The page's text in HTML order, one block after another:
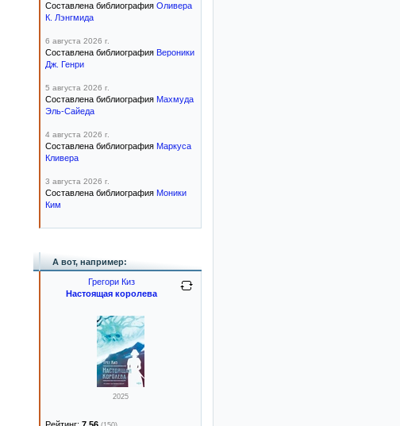
Составлена библиография Оливера
К. Лэнгмида
6 августа 2026 г.
Составлена библиография Вероники
Дж. Генри
5 августа 2026 г.
Составлена библиография Махмуда
Эль-Сайеда
4 августа 2026 г.
Составлена библиография Маркуса
Кливера
3 августа 2026 г.
Составлена библиография Моники
Ким
А вот, например:
Грегори Киз
Настоящая королева
2025